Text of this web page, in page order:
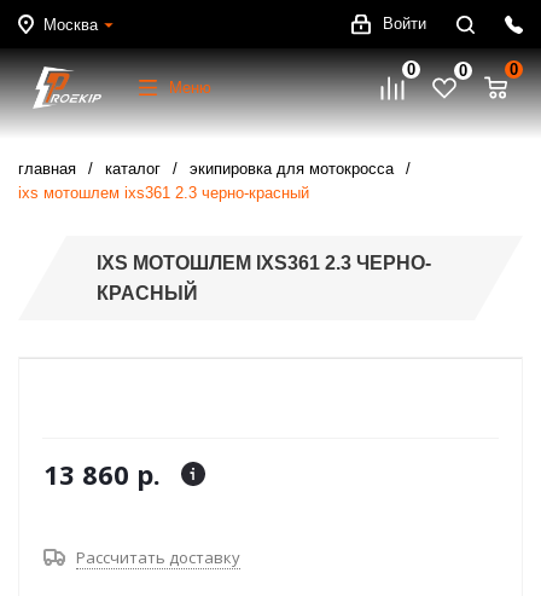
Москва Войти
Меню
0 0 0
главная каталог
экипировка для мотокросса
ixs мотошлем ixs361 2.3 черно-красный
IXS МОТОШЛЕМ IXS361 2.3 ЧЕРНО-
КРАСНЫЙ
13 860 р.
Рассчитать доставку